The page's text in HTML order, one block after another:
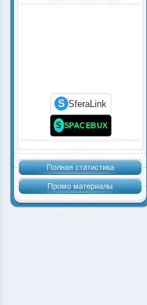
S SferaLink
S SPACEBUX
Полная статистика
Промо материалы